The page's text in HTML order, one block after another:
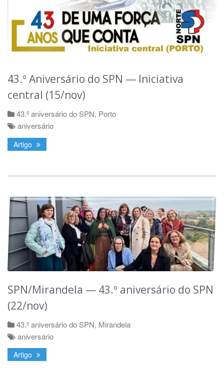
43.º Aniversário do SPN — Iniciativa
central (15/nov)
43.º aniversário do SPN, Porto
aniversário
Artigo
SPN/Mirandela — 43.º aniversário do SPN
(22/nov)
43.º aniversário do SPN, Mirandela
aniversário
Artigo